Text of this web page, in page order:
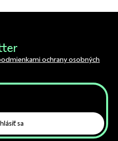
ochrany osobných
sa